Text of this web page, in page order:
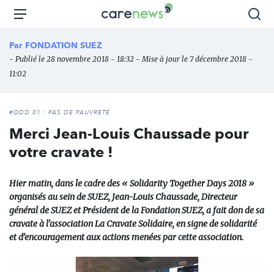
Aller
principal
Carenews,
média
des
Menu
Par FONDATION SUEZ
- Publié le 28 novembre 2018 - 18:32 - Mise à jour le 7 décembre 2018 -
11:02
#ODD 01 : PAS DE PAUVRETÉ
Merci Jean-Louis Chaussade pour
votre cravate !
Hier matin, dans le cadre des « Solidarity Together Days 2018 »
organisés au sein de SUEZ, Jean-Louis Chaussade, Directeur
général de SUEZ et Président de la Fondation SUEZ, a fait don de sa
cravate à l’association La Cravate Solidaire, en signe de solidarité
et d’encouragement aux actions menées par cette association.